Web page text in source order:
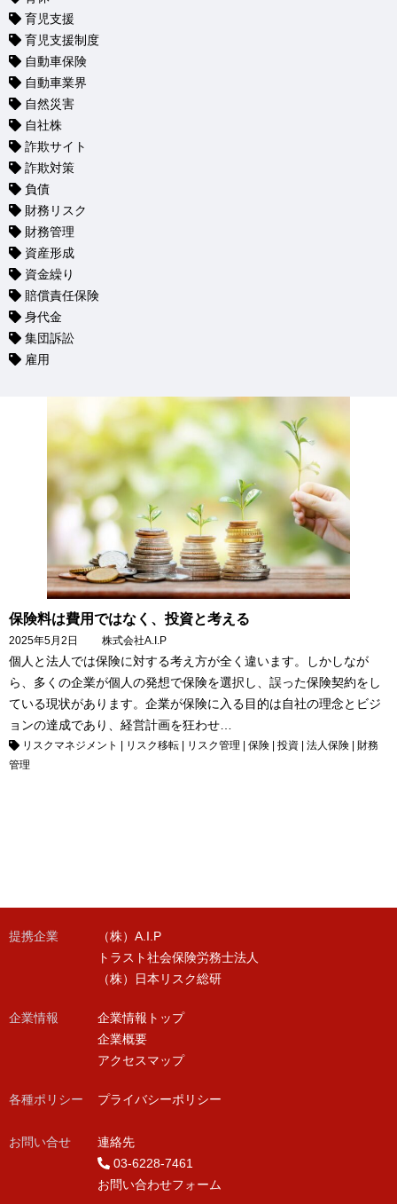
育児支援
育児支援制度
自動車保険
自動車業界
自然災害
自社株
詐欺サイト
詐欺対策
負債
財務リスク
財務管理
資産形成
資金繰り
賠償責任保険
身代金
集団訴訟
雇用
保険料は費用ではなく、投資と考える
2025年5月2日 株式会社A.I.P
個人と法人では保険に対する考え方が全く違います。しかしなが
ら、多くの企業が個人の発想で保険を選択し、誤った保険契約をし
ている現状があります。企業が保険に入る目的は自社の理念とビジ
ョンの達成であり、経営計画を狂わせ…
リスクマネジメント リスク移転 リスク管理 保険 投資 法人保険
財務
管理
提携企業
（株）A.I.P
トラスト社会保険労務士法人
（株）日本リスク総研
企業情報
企業情報トップ
企業概要
アクセスマップ
各種ポリシー
お問い合せ
プライバシーポリシー
連絡先
03-6228-7461
お問い合わせフォーム